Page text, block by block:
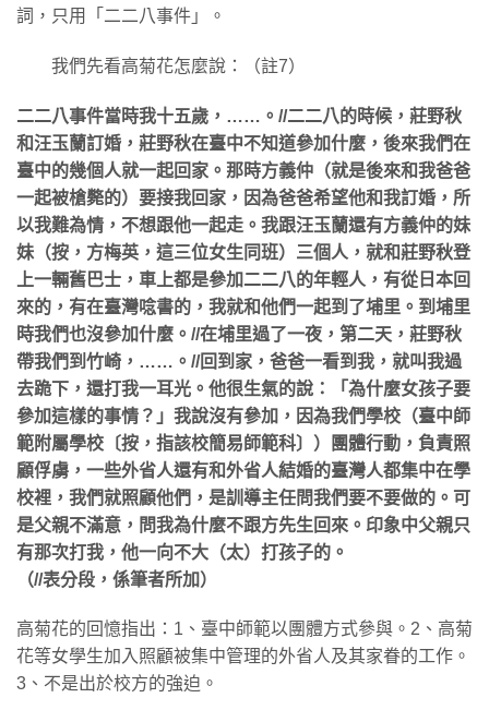
詞，只用「二二八事件」。
我們先看高菊花怎麼說：（註7）
二二八事件當時我十五歲，……。//二二八的時候，莊野秋
和汪玉蘭訂婚，莊野秋在臺中不知道參加什麼，後來我們在
臺中的幾個人就一起回家。那時方義仲（就是後來和我爸爸
一起被槍斃的）要接我回家，因為爸爸希望他和我訂婚，所
以我難為情，不想跟他一起走。我跟汪玉蘭還有方義仲的妹
妹（按，方梅英，這三位女生同班）三個人，就和莊野秋登
上一輛舊巴士，車上都是參加二二八的年輕人，有從日本回
來的，有在臺灣唸書的，我就和他們一起到了埔里。到埔里
時我們也沒參加什麼。//在埔里過了一夜，第二天，莊野秋
帶我們到竹崎，……。//回到家，爸爸一看到我，就叫我過
去跪下，還打我一耳光。他很生氣的說：「為什麼女孩子要
參加這樣的事情？」我說沒有參加，因為我們學校（臺中師
範附屬學校〔按，指該校簡易師範科〕）團體行動，負責照
顧俘虜，一些外省人還有和外省人結婚的臺灣人都集中在學
校裡，我們就照顧他們，是訓導主任問我們要不要做的。可
是父親不滿意，問我為什麼不跟方先生回來。印象中父親只
有那次打我，他一向不大（太）打孩子的。
（//表分段，係筆者所加）
高菊花的回憶指出：1、臺中師範以團體方式參與。2、高菊
花等女學生加入照顧被集中管理的外省人及其家眷的工作。
3、不是出於校方的強迫。